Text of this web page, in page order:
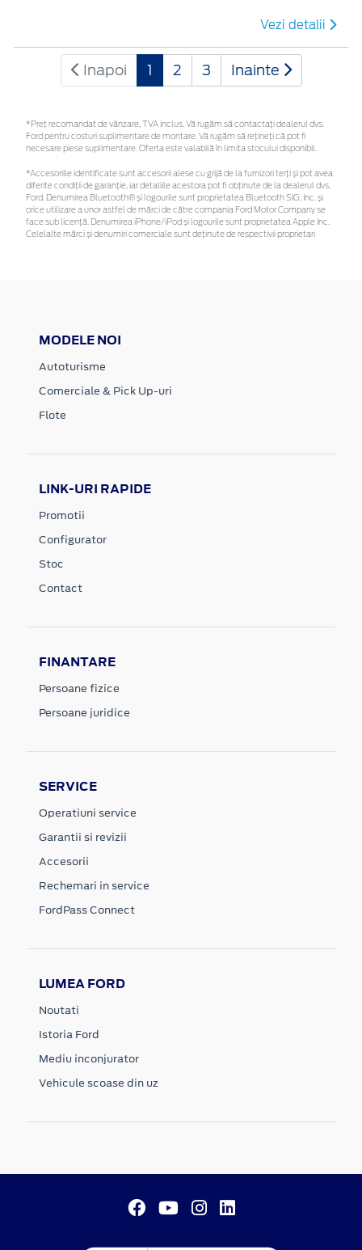
Vezi detalii
Inapoi 1 2 3 Inainte
*Preţ recomandat de vânzare, TVA inclus. Vă rugăm să contactaţi dealerul dvs.
Ford pentru costuri suplimentare de montare. Vă rugăm să rețineți că pot fi
necesare piese suplimentare. Oferta este valabilă în limita stocului disponibil.
*Accesoriile identificate sunt accesorii alese cu grijă de la furnizori terți și pot avea
diferite condiții de garanție, iar detaliile acestora pot fi obținute de la dealerul dvs.
Ford. Denumirea Bluetooth® și logourile sunt proprietatea Bluetooth SIG, Inc. și
orice utilizare a unor astfel de mărci de către compania Ford Motor Company se
face sub licență. Denumirea iPhone/iPod și logourile sunt proprietatea Apple Inc.
Celelalte mărci și denumiri comerciale sunt deținute de respectivii proprietari
MODELE NOI
Autoturisme
Comerciale & Pick Up-uri
Flote
LINK-URI RAPIDE
Promotii
Configurator
Stoc
Contact
FINANTARE
Persoane fizice
Persoane juridice
SERVICE
Operatiuni service
Garantii si revizii
Accesorii
Rechemari in service
FordPass Connect
LUMEA FORD
Noutati
Istoria Ford
Mediu inconjurator
Vehicule scoase din uz